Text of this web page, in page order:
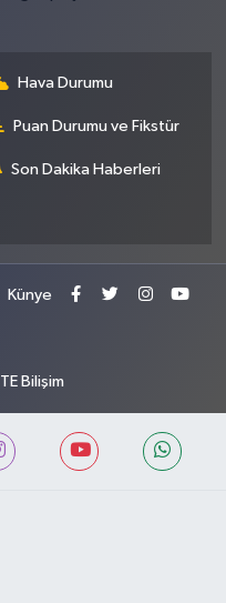
Hava Durumu
Puan Durumu ve Fikstür
Son Dakika Haberleri
Künye
TE Bilişim